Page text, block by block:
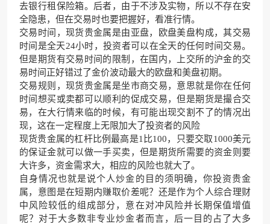
去银行租保险箱。后者，由于不涉及实物，所以不存在安
全隐患，但在交易时也要把握好，看准行情。
交易时间，现货贵金属是由亚盘，欧盘美盘构成，其交易
时间是全天24小时，投资者可以在全天的任何时间交易。
但是期货有交易时间的限制，在国内，上交所的沪金的交
易时间正好错过了金价波动最大的欧盘和美盘初期。
交易规则，现货贵金属是坐市商交易，意思就是你在任何
时间想买或卖都可以顺利的促成交易，但是期货是撮合交
易，在大行情来临的时候，有可能出现交割不了的情况出
现，这在一定程度上无限加大了投资者的风险
现货贵金属的杠杆比例最高是1比100，只要交取1000美元
的保证金就可以做一手买卖，但是期货所需要的资金则要
大许多，资金需求大，相应的风险也就大了。
自身情况也就是说个人炒金的目的须明确，你投资贵金
属，意图是在短期内赚取价差呢？还是作为个人综合理财
中风险较低的组成部分，意在对冲风险并长期保值增值
呢？对于大多数非专业炒金者而言，后一目的占了大多